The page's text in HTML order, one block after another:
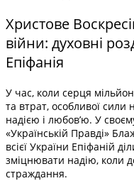
Христове
війни: духовні
Епіфанія
У час, коли серця
та втрат, особливої сили
надією і любов’ю. У
«Українській Правді»
всієї України Епіфаній
зміцнювати надію, коли
страждання.